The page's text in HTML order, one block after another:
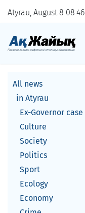
Atyrau, August 8 08 46
All news
in Atyrau
Ex-Governor case
Culture
Society
Politics
Sport
Ecology
Economy